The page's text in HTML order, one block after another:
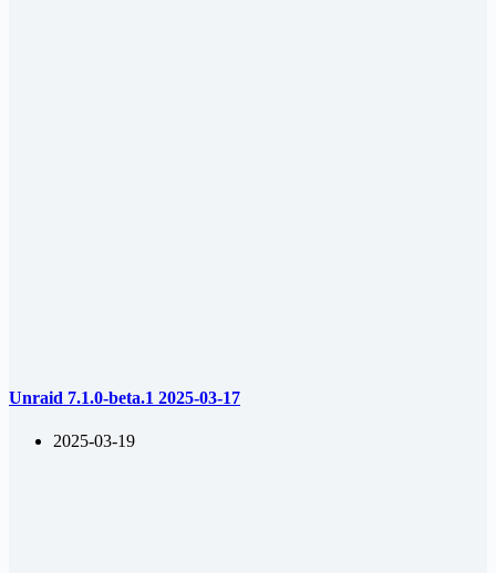
Unraid 7.1.0-beta.1 2025-03-17
2025-03-19